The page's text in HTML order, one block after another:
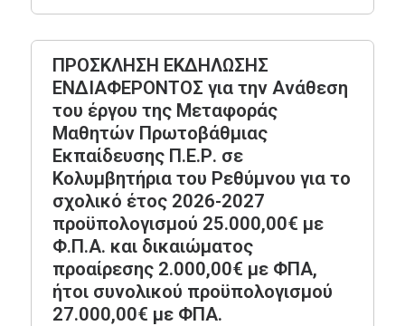
ΠΡΟΣΚΛΗΣΗ ΕΚΔΗΛΩΣΗΣ
ΕΝΔΙΑΦΕΡΟΝΤΟΣ για την Ανάθεση
του έργου της Μεταφοράς
Μαθητών Πρωτοβάθμιας
Εκπαίδευσης Π.Ε.Ρ. σε
Κολυμβητήρια του Ρεθύμνου για το
σχολικό έτος 2026-2027
προϋπολογισμού 25.000,00€ με
Φ.Π.Α. και δικαιώματος
προαίρεσης 2.000,00€ με ΦΠΑ,
ήτοι συνολικού προϋπολογισμού
27.000,00€ με ΦΠΑ.